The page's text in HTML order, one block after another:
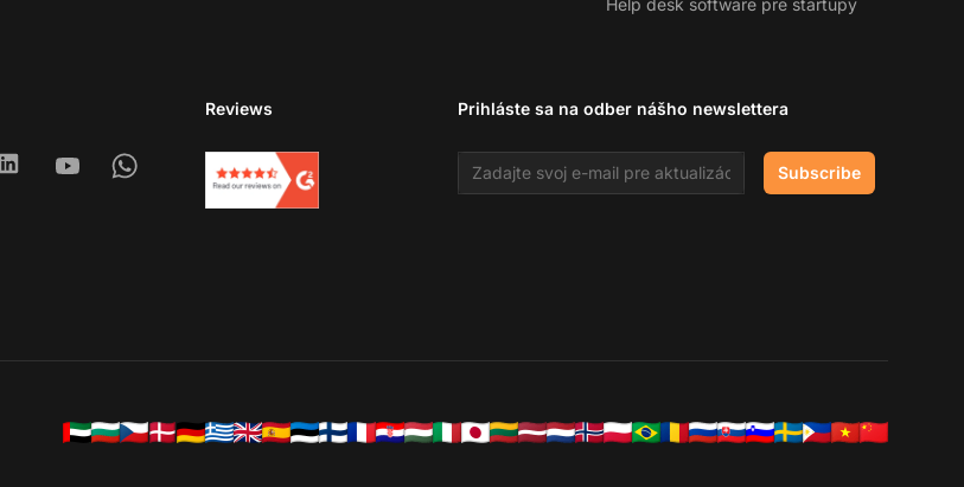
Help desk software pre startupy
LinkedinYoutubeWhatsapp
Reviews Prihláste sa na odber nášho newslettera
Email address Subscribe